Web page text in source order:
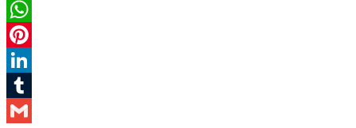
Twitter
WhatsApp
Pinterest
LinkedIn
Tumblr